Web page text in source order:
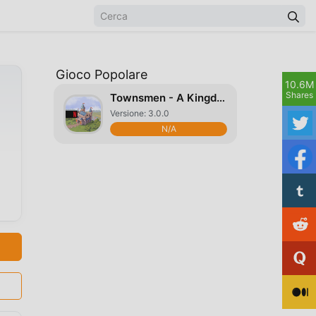
Gioco Popolare
Townsmen - A Kingdom Rebuilt
Versione: 3.0.0
N/A
10.6M
Shares